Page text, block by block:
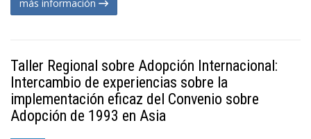
más información
Taller Regional sobre Adopción Internacional:
Intercambio de experiencias sobre la
implementación eficaz del Convenio sobre
Adopción de 1993 en Asia